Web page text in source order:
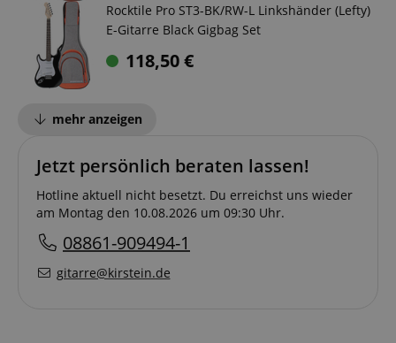
Rocktile Pro ST3-BK/RW-L Linkshänder (Lefty)
E-Gitarre Black Gigbag Set
118,50€
mehr anzeigen
Jetzt persönlich beraten lassen!
Hotline aktuell nicht besetzt. Du erreichst uns wieder
am Montag den 10.08.2026 um 09:30 Uhr.
08861-909494-1
gitarre@kirstein.de